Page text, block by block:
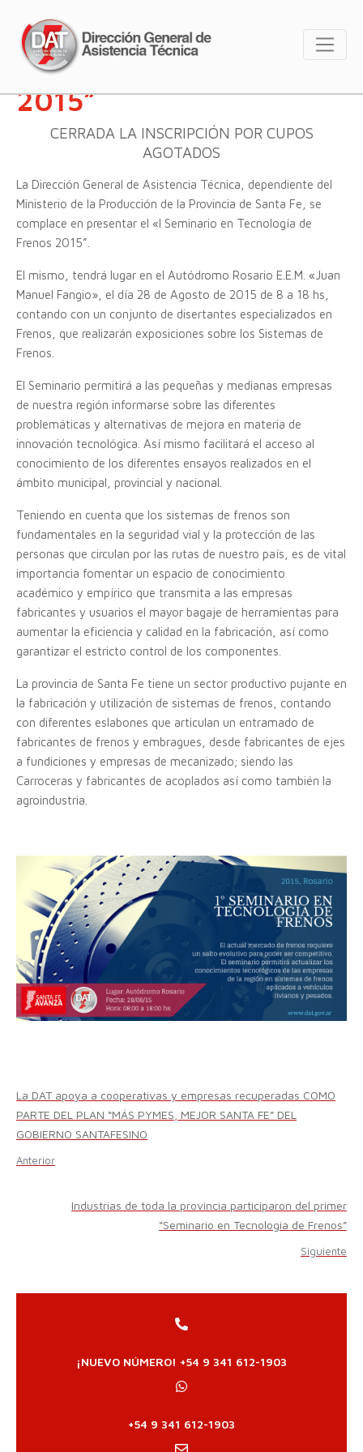
«I Seminario en
Tecnología de Frenos
2015”
CERRADA LA INSCRIPCIÓN POR CUPOS
AGOTADOS
La Dirección General de Asistencia Técnica, dependiente del
Ministerio de la Producción de la Provincia de Santa Fe, se
complace en presentar el «I Seminario en Tecnología de
Frenos 2015”.
El mismo, tendrá lugar en el Autódromo Rosario E.E.M. «Juan
Manuel Fangio», el día 28 de Agosto de 2015 de 8 a 18 hs,
contando con un conjunto de disertantes especializados en
Frenos, que realizarán exposiciones sobre los Sistemas de
Frenos.
El Seminario permitirá a las pequeñas y medianas empresas
de nuestra región informarse sobre las diferentes
problemáticas y alternativas de mejora en materia de
innovación tecnológica. Así mismo facilitará el acceso al
conocimiento de los diferentes ensayos realizados en el
ámbito municipal, provincial y nacional.
Teniendo en cuenta que los sistemas de frenos son
fundamentales en la seguridad vial y la protección de las
personas que circulan por las rutas de nuestro país, es de vital
importancia fomentar un espacio de conocimiento
académico y empírico que transmita a las empresas
fabricantes y usuarios el mayor bagaje de herramientas para
aumentar la eficiencia y calidad en la fabricación, así como
garantizar el estricto control de los componentes.
La provincia de Santa Fe tiene un sector productivo pujante en
la fabricación y utilización de sistemas de frenos, contando
con diferentes eslabones que articulan un entramado de
fabricantes de frenos y embragues, desde fabricantes de ejes
a fundiciones y empresas de mecanizado; siendo las
Carroceras y fabricantes de acoplados así como también la
agroindustria.
La DAT apoya a cooperativas y empresas recuperadas COMO
PARTE DEL PLAN “MÁS PYMES, MEJOR SANTA FE” DEL
GOBIERNO SANTAFESINO
Anterior
Industrias de toda la provincia participaron del primer
“Seminario en Tecnología de Frenos”
Siguiente
¡NUEVO NÚMERO! +54 9 341 612-1903
+54 9 341 612-1903